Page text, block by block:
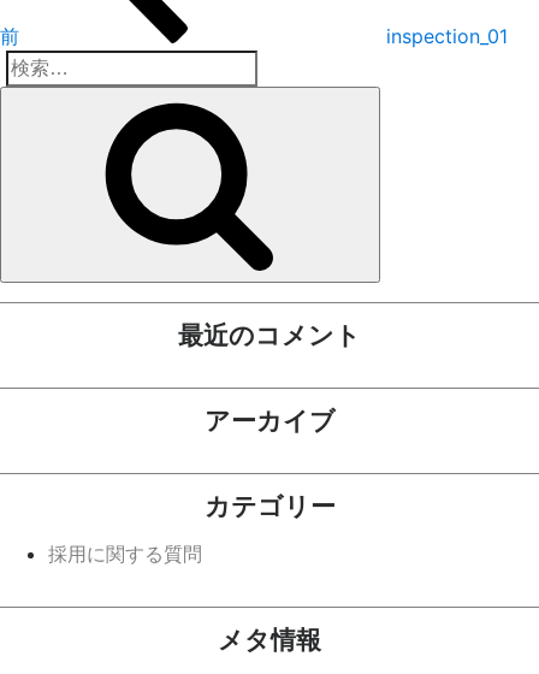
ビ
ゲ
前
inspection_01
検
最近のコメント
アーカイブ
カテゴリー
採用に関する質問
メタ情報